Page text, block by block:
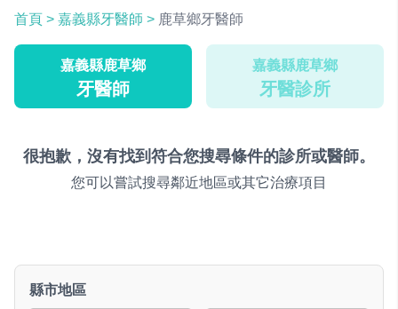
首頁 > 嘉義縣牙醫師 > 鹿草鄉牙醫師
嘉義縣鹿草鄉
牙醫師
嘉義縣鹿草鄉
牙醫診所
很抱歉，沒有找到符合您搜尋條件的診所或醫師。
您可以嘗試搜尋鄰近地區或其它治療項目
縣市地區